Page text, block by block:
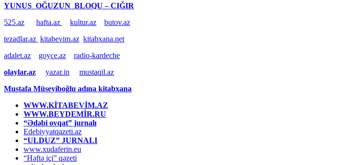
YUNUS OĞUZUN BLOQU – CIĞIR
525.az
hafta.az kultur.az
butov.az
tezadlar.az kitabevim.az kitabxana.net
adalet.az
goyce.az
radio-kardeche
olaylar.az
yazar.in
mustaqil.az
Mustafa Müseyiboğlu adına kitabxana
WWW.KİTABEVİM.AZ
WWW.BEYDEMİR.RU
“Ədəbi ovqat” jurnalı
Edebiyyatqazeti.az
“ULDUZ” JURNALI
www.xudaferin.eu
“Həftə içi” qəzeti